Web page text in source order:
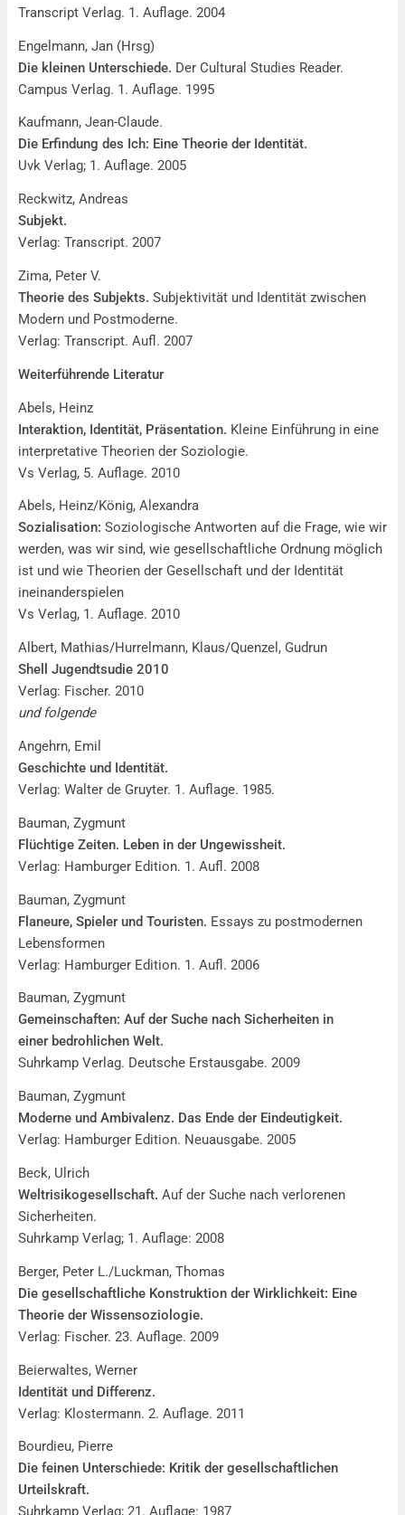
Transcript Verlag. 1. Auflage. 2004
Engelmann, Jan (Hrsg)
Die kleinen Unterschiede. Der Cultural Studies Reader.
Campus Verlag. 1. Auflage. 1995
Kaufmann, Jean-Claude.
Die Erfindung des Ich: Eine Theorie der Identität.
Uvk Verlag; 1. Auflage. 2005
Reckwitz, Andreas
Subjekt.
Verlag: Transcript. 2007
Zima, Peter V.
Theorie des Subjekts. Subjektivität und Identität zwischen
Modern und Postmoderne.
Verlag: Transcript. Aufl. 2007
Weiterführende Literatur
Abels, Heinz
Interaktion, Identität, Präsentation. Kleine Einführung in eine
interpretative Theorien der Soziologie.
Vs Verlag, 5. Auflage. 2010
Abels, Heinz/König, Alexandra
Sozialisation: Soziologische Antworten auf die Frage, wie wir
werden, was wir sind, wie gesellschaftliche Ordnung möglich
ist und wie Theorien der Gesellschaft und der Identität
ineinanderspielen
Vs Verlag, 1. Auflage. 2010
Albert, Mathias/Hurrelmann, Klaus/Quenzel, Gudrun
Shell Jugendtsudie 2010
Verlag: Fischer. 2010
und folgende
Angehrn, Emil
Geschichte und Identität.
Verlag: Walter de Gruyter. 1. Auflage. 1985.
Bauman, Zygmunt
Flüchtige Zeiten. Leben in der Ungewissheit.
Verlag: Hamburger Edition. 1. Aufl. 2008
Bauman, Zygmunt
Flaneure, Spieler und Touristen. Essays zu postmodernen
Lebensformen
Verlag: Hamburger Edition. 1. Aufl. 2006
Bauman, Zygmunt
Gemeinschaften: Auf der Suche nach Sicherheiten in
einer bedrohlichen Welt.
Suhrkamp Verlag. Deutsche Erstausgabe. 2009
Bauman, Zygmunt
Moderne und Ambivalenz. Das Ende der Eindeutigkeit.
Verlag: Hamburger Edition. Neuausgabe. 2005
Beck, Ulrich
Weltrisikogesellschaft. Auf der Suche nach verlorenen
Sicherheiten.
Suhrkamp Verlag; 1. Auflage: 2008
Berger, Peter L./Luckman, Thomas
Die gesellschaftliche Konstruktion der Wirklichkeit: Eine
Theorie der Wissensoziologie.
Verlag: Fischer. 23. Auflage. 2009
Beierwaltes, Werner
Identität und Differenz.
Verlag: Klostermann. 2. Auflage. 2011
Bourdieu, Pierre
Die feinen Unterschiede: Kritik der gesellschaftlichen
Urteilskraft.
Suhrkamp Verlag; 21. Auflage: 1987